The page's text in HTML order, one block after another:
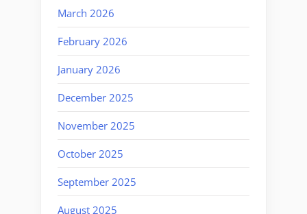
March 2026
February 2026
January 2026
December 2025
November 2025
October 2025
September 2025
August 2025